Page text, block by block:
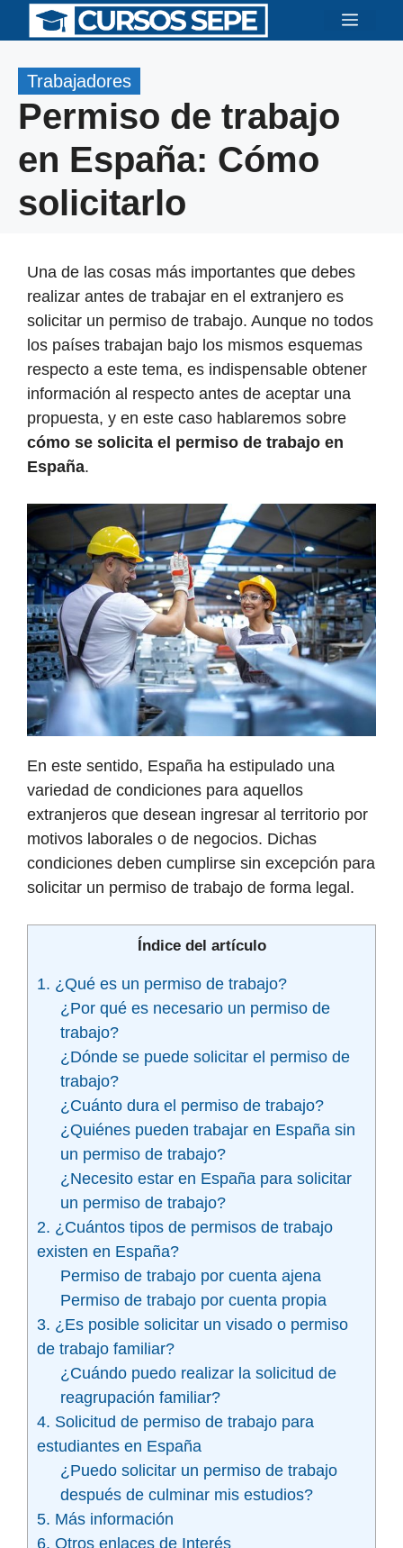
Saltar
Menú
Trabajadores
Permiso de trabajo
en España: Cómo
solicitarlo
Una de las cosas más importantes que debes
realizar antes de trabajar en el extranjero es
solicitar un permiso de trabajo. Aunque no todos
los países trabajan bajo los mismos esquemas
respecto a este tema, es indispensable obtener
información al respecto antes de aceptar una
propuesta, y en este caso hablaremos sobre
cómo se solicita el permiso de trabajo en
España.
En este sentido, España ha estipulado una
variedad de condiciones para aquellos
extranjeros que desean ingresar al territorio por
motivos laborales o de negocios. Dichas
condiciones deben cumplirse sin excepción para
solicitar un permiso de trabajo de forma legal.
Índice del artículo
1. ¿Qué es un permiso de trabajo?
¿Por qué es necesario un permiso de
trabajo?
¿Dónde se puede solicitar el permiso de
trabajo?
¿Cuánto dura el permiso de trabajo?
¿Quiénes pueden trabajar en España sin
un permiso de trabajo?
¿Necesito estar en España para solicitar
un permiso de trabajo?
2. ¿Cuántos tipos de permisos de trabajo
existen en España?
Permiso de trabajo por cuenta ajena
Permiso de trabajo por cuenta propia
3. ¿Es posible solicitar un visado o permiso
de trabajo familiar?
¿Cuándo puedo realizar la solicitud de
reagrupación familiar?
4. Solicitud de permiso de trabajo para
estudiantes en España
¿Puedo solicitar un permiso de trabajo
después de culminar mis estudios?
5. Más información
6. Otros enlaces de Interés